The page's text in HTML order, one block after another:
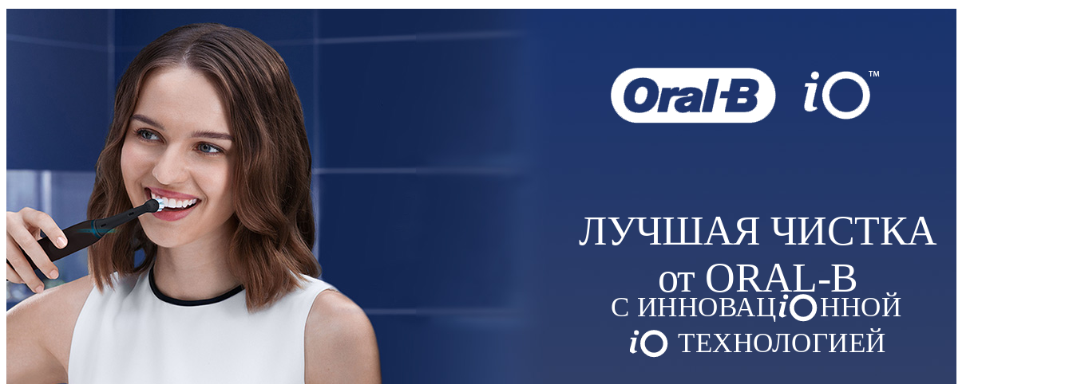
ЛУЧШАЯ ЧИСТКА
от ORAL-B
С ИННОВАЦ
ННОЙ
ТЕХНОЛОГИЕЙ